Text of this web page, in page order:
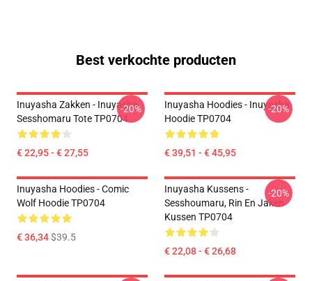
Best verkochte producten
Inuyasha Zakken - Inuyasha
Sesshomaru Tote TP0704
€ 22,95 - € 27,55
-20%
Inuyasha Hoodies - Inuyasha
Hoodie TP0704
€ 39,51 - € 45,95
-20%
Inuyasha Hoodies - Comic
Wolf Hoodie TP0704
€ 36,34$39.5
Inuyasha Kussens -
Sesshoumaru, Rin En Jaken
Kussen TP0704
€ 22,08 - € 26,68
-20%